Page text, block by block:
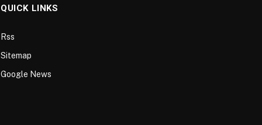
QUICK LINKS
Rss
Sitemap
Google News